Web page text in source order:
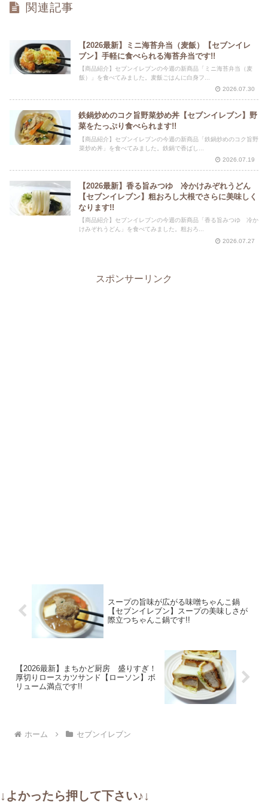
関連記事
【2026最新】ミニ海苔弁当（麦飯）【セブンイレ
ブン】手軽に食べられる海苔弁当です!!
【商品紹介】セブンイレブンの今週の新商品「ミニ海苔弁当（麦
飯）」を食べてみました。麦飯ごはんに白身フ...
2026.07.30
鉄鍋炒めのコク旨野菜炒め丼【セブンイレブン】野
菜をたっぷり食べられます!!
【商品紹介】セブンイレブンの今週の新商品「鉄鍋炒めのコク旨野
菜炒め丼」を食べてみました。鉄鍋で香ばし...
2026.07.19
【2026最新】香る旨みつゆ 冷かけみぞれうどん
【セブンイレブン】粗おろし大根でさらに美味しく
なります!!
【商品紹介】セブンイレブンの今週の新商品「香る旨みつゆ 冷か
けみぞれうどん」を食べてみました。粗おろ...
2026.07.27
スポンサーリンク
スープの旨味が広がる味噌ちゃんこ鍋
【セブンイレブン】スープの美味しさが
際立つちゃんこ鍋です!!
【2026最新】まちかど厨房 盛りすぎ！
厚切りロースカツサンド【ローソン】ボ
リューム満点です!!
ホーム セブンイレブン
↓よかったら押して下さい♪↓